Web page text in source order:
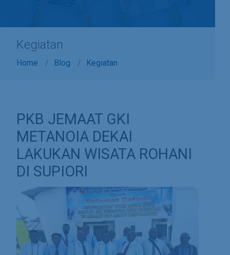
Kegiatan
Home Blog Kegiatan
PKB JEMAAT GKI
METANOIA DEKAI
LAKUKAN WISATA ROHANI
DI SUPIORI